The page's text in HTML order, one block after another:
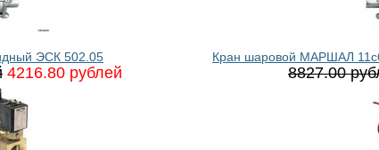
ЭСК 502.05
4216.80 рублей
Кран шаровой МАРШАЛ
8827.00